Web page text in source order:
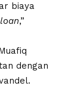
biaya
loan,”
dengan